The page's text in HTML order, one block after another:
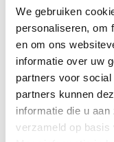
We gebruiken
personaliseren, om
en om ons
informatie over uw
partners voor
partners kunnen
informatie die u
verzameld op basis
hoogwaardig
jarenlang zitplezier
"gewone"stoelen
verschillende
stoelen gemeen
zijn en een
verstelbaar is. Zo is